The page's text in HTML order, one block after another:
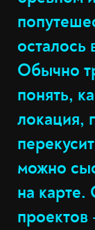
осталось
Обычно
понять,
локация,
можно
на карте.
проектов